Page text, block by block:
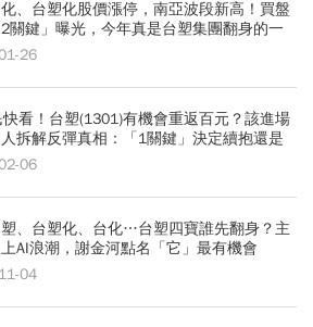
、台塑化股價漲停，南亞波段新高！買盤
關鍵」曝光，今年真是台塑集團翻身的一
26
看！台塑(1301)有機會重返百元？該進場
拆解反彈真相：「1關鍵」決定續抱還是
06
、台塑化、台化…台塑四寶誰先翻身？主
AI浪潮，謝金河點名「它」最有機會
04